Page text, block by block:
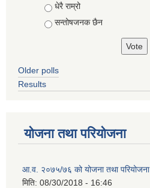
Choices
धेरै राम्रो
सन्तोषजनक छैन
Older polls
Results
योजना तथा परियोजना
आ.व. २०७५/७६ को योजना तथा परियोजना
मिति: 08/30/2018 - 16:46